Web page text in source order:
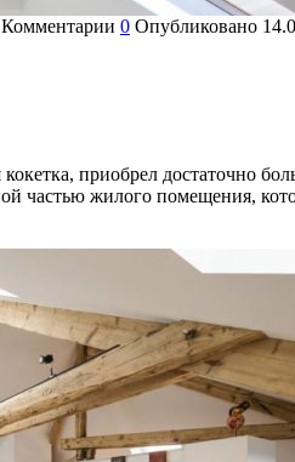
Комментарии 0 Опубликовано
приобрел достаточно
частью жилого помещения,